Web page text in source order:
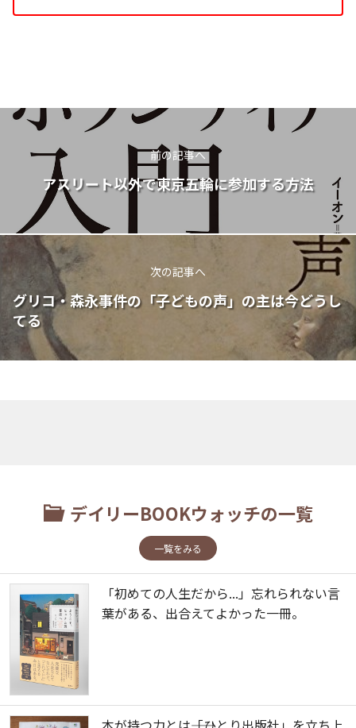
前の記事へ
アスリート以外で東京五輪に参加する方法
次の記事へ
グリコ・森永事件の「子どもの声」の主は今どうし
てる
デイリーBOOKウォッチの一覧
一覧をみる
「初めての人生だから...」忘れられない言
葉がある、出合えてよかった一冊。